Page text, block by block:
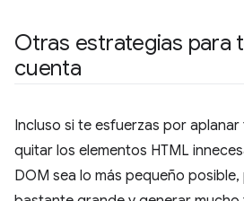
Otras estrategias para
cuenta
Incluso si te esfuerzas por
quitar los elementos HTML
DOM sea lo más pequeño